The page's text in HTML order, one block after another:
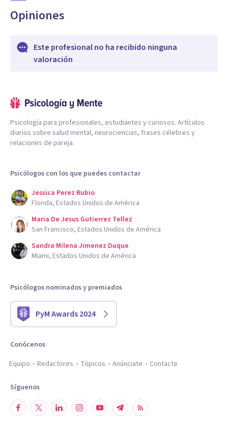
Opiniones
Este profesional no ha recibido ninguna
valoración
Psicología para profesionales, estudiantes y curiosos. Artículos
diarios sobre salud mental, neurociencias, frases célebres y
relaciones de pareja.
Psicólogos con los que puedes contactar
Jessica Perez Rubio
Florida, Estados Unidos de América
Maria De Jesus Gutierrez Tellez
San Francisco, Estados Unidos de América
Sandra Milena Jimenez Duque
Miami, Estados Unidos de América
Psicólogos nominados y premiados
PyM Awards 2024
Conócenos
Equipo
Redactores Tópicos Anúnciate Contacta
Síguenos